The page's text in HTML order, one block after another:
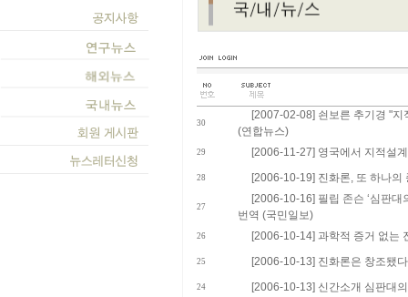
30
[2007-02-08] 쇤보른 추기경 "
(연합뉴스)
29 [2006-11-27] 영국에서 지적설
28 [2006-10-19] 진화론, 또 하나의
27
[2006-10-16] 필립 존슨 ‘심판대
번역 (국민일보)
26 [2006-10-14] 과학적 증거 없는
25 [2006-10-13] 진화론은 창조됐
24 [2006-10-13] 신간소개 심판대